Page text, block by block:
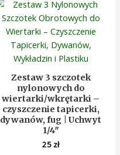
Zestaw 3 szczotek
nylonowych do
wiertarki/wkrętarki –
czyszczenie tapicerki,
dywanów, fug | Uchwyt
1/4″
25 zł